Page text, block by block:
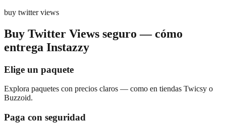
buy twitter views
Buy Twitter Views seguro — cómo
entrega Instazzy
Elige un paquete
Explora paquetes con precios claros — como en tiendas Twicsy o
Buzzoid.
Paga con seguridad